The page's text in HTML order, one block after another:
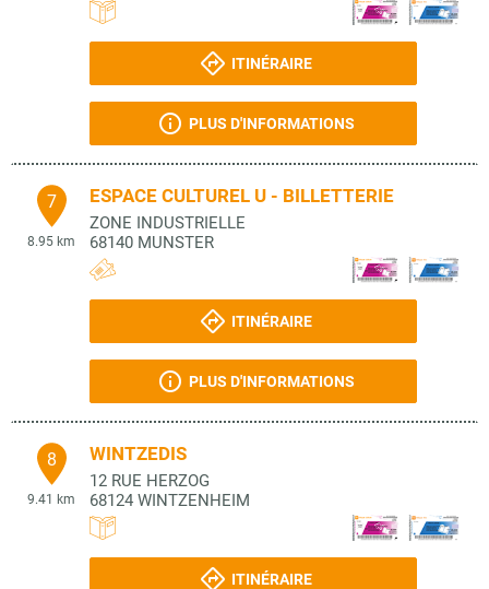
ITINÉRAIRE
PLUS D'INFORMATIONS
7
8.95 km
ESPACE CULTUREL U - BILLETTERIE
ZONE INDUSTRIELLE
68140 MUNSTER
ITINÉRAIRE
PLUS D'INFORMATIONS
8
9.41 km
WINTZEDIS
12 RUE HERZOG
68124 WINTZENHEIM
ITINÉRAIRE